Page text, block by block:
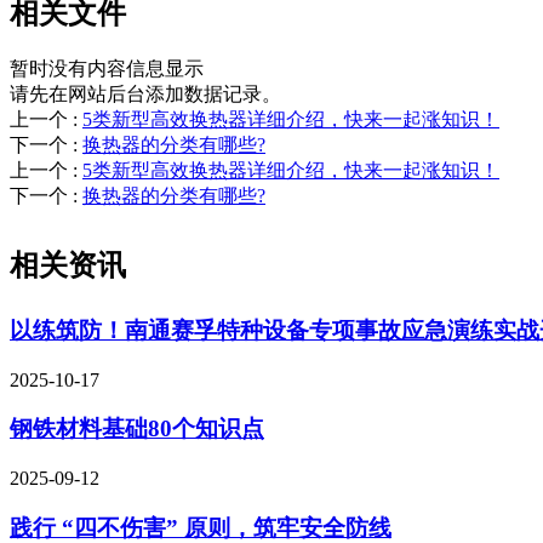
相关文件
暂时没有内容信息显示
请先在网站后台添加数据记录。
上一个 : 5类新型高效换热器详细介绍，快来一起涨知识！
下一个 : 换热器的分类有哪些?
上一个 : 5类新型高效换热器详细介绍，快来一起涨知识！
下一个 : 换热器的分类有哪些?
相关资讯
以练筑防！南通赛孚特种设备专项事故应急演练实
2025-10-17
钢铁材料基础80个知识点
2025-09-12
践行 “四不伤害” 原则，筑牢安全防线